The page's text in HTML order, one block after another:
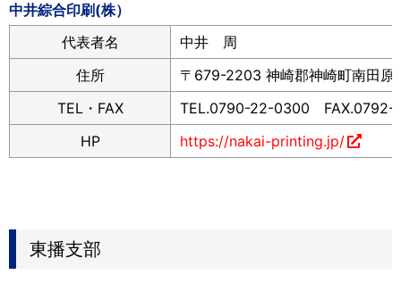
中井綜合印刷(株）
代表者名
中井 周
住所
〒679-2203 神崎郡神崎町南田原
TEL・FAX
TEL.0790-22-0300 FAX.0792-
HP
https://nakai-printing.jp/
東播支部